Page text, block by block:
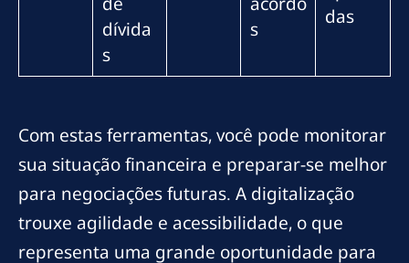
dívida
s
s
das
Com estas ferramentas, você pode monitorar
sua situação financeira e preparar-se melhor
para negociações futuras. A digitalização
trouxe agilidade e acessibilidade, o que
representa uma grande oportunidade para